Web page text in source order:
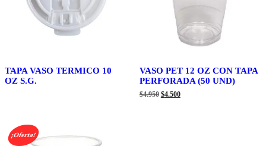
TAPA VASO TERMICO 10
OZ S.G.
VASO PET 12 OZ CON TAPA
PERFORADA (50 UND)
$4.950 El
$4.500El
¡Oferta!